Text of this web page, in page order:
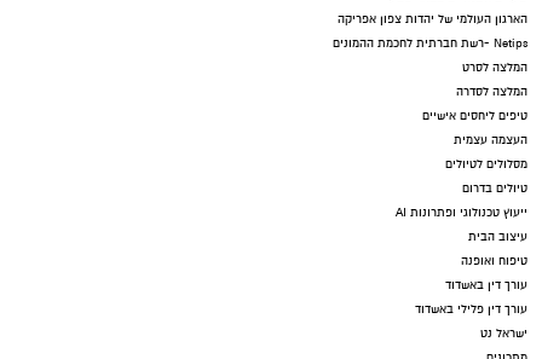
הארגון העולמי של יהדות צפון אפריקה
Netips -רשת חברתית לחכמת ההמונים
המלצה לסרט
המלצה לסדרה
טיפים ליחסים אישיים
העצמה עצמית
מסלולים לטיולים
טיולים בדרום
ייעוץ טכנולוגי ופתרונות AI
עיצוב הבית
טיפוח ואופנה
עורך דין באשדוד
עורך דין פלילי באשדוד
ישראל נט